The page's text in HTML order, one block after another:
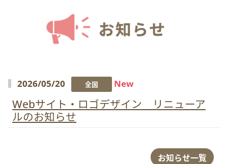
2026/05/20 全国 New
Webサイト・ロゴデザイン リニューア
ルのお知らせ
お知らせ一覧